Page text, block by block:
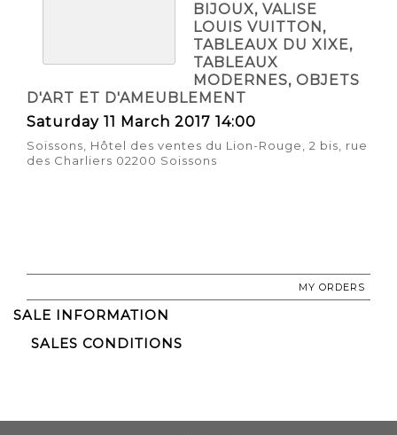
BIJOUX, VALISE
LOUIS VUITTON,
TABLEAUX DU XIXE,
TABLEAUX
MODERNES, OBJETS
D'ART ET D'AMEUBLEMENT
Saturday 11 March 2017 14:00
Soissons, Hôtel des ventes du Lion-Rouge, 2 bis, rue
des Charliers 02200 Soissons
MY ORDERS
SALE INFORMATION
SALES CONDITIONS